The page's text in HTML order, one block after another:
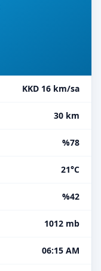
KKD 16 km/sa
30 km
%78
21°C
%42
1012 mb
06:15 AM